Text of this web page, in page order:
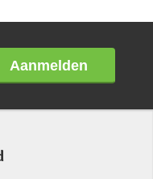
Aanmelden